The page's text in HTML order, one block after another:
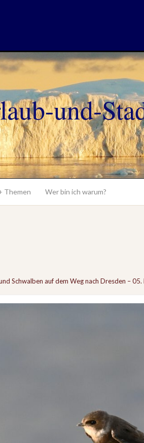
und-
Themen Wer bin ich warum?
Schwalben auf dem Weg nach Dresden –